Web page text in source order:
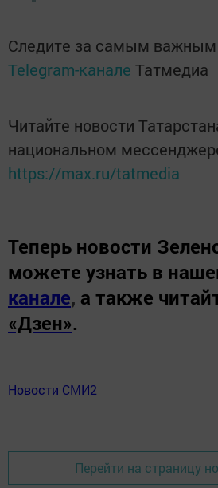
Следите за самым
Telegram-канале Татмедиа
Читайте новости
национальном
https://max.ru/tatmedia
Теперь новости
можете узнать в
канале, а также
«Дзен».
Новости СМИ2
Перейти на страницу